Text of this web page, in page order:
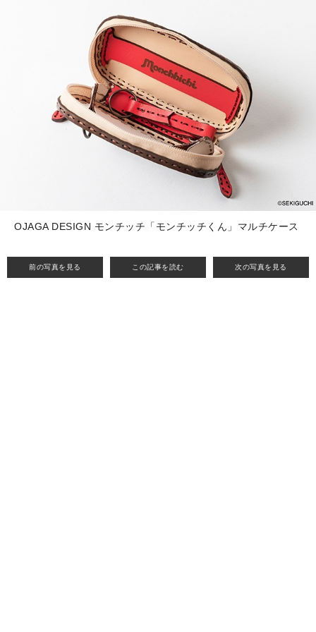
前の写真を見る この記事を読む 次の写真を見る
OJAGA DESIGN モンチッチ「モンチッチくん」マルチケース